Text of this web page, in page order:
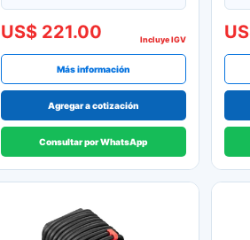
US$ 221.00 Incluye IGV
Más información
Agregar a cotización
Consultar por WhatsApp